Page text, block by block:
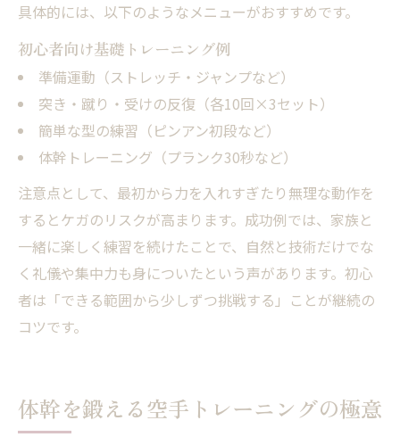
具体的には、以下のようなメニューがおすすめです。
初心者向け基礎トレーニング例
準備運動（ストレッチ・ジャンプなど）
突き・蹴り・受けの反復（各10回×3セット）
簡単な型の練習（ピンアン初段など）
体幹トレーニング（プランク30秒など）
注意点として、最初から力を入れすぎたり無理な動作を
するとケガのリスクが高まります。成功例では、家族と
一緒に楽しく練習を続けたことで、自然と技術だけでな
く礼儀や集中力も身についたという声があります。初心
者は「できる範囲から少しずつ挑戦する」ことが継続の
コツです。
体幹を鍛える空手トレーニングの極意